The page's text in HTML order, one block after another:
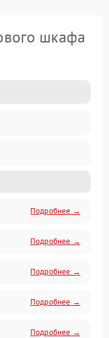
шкафа
Подробнее →
Подробнее →
Подробнее →
Подробнее →
Подробнее →